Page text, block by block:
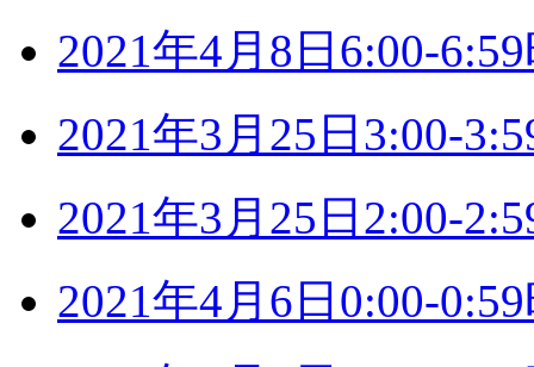
2021年4月8日6:00-
2021年3月25日3:00-
2021年3月25日2:00-
2021年4月6日0:00-